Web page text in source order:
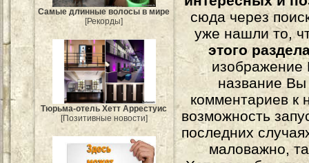
Самые длинные волосы в мире
[Рекорды]
Тюрьма-отель Хетт Аррестуис
[Позитивные новости]
сюда через
уже нашли то,
этого
изображение
название
комментариев к
возможность
последних
маловажно,